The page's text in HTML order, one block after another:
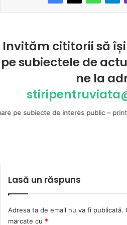
Invităm cititorii să
pe subiectele de
ne la
de interes public – printre
Lasă un răspuns
Adresa ta de email nu va fi publicată.
marcate cu *